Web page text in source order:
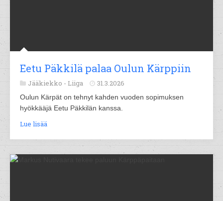
Eetu Päkkilä palaa Oulun Kärppiin
Jääkiekko - Liiga 31.3.2026
Oulun Kärpät on tehnyt kahden vuoden sopimuksen
hyökkääjä Eetu Päkkilän kanssa.
Lue lisää